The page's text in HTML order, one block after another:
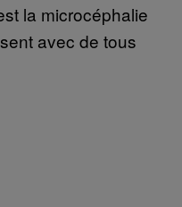
la microcéphalie
avec de tous